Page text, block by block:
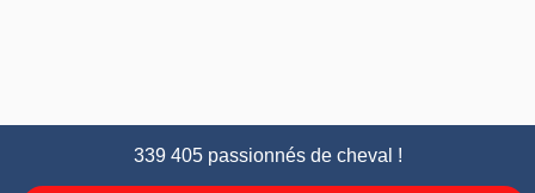
339 405 passionnés de cheval !